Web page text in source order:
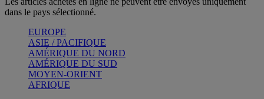
dans le pays sélectionné.
EUROPE
ASIE / PACIFIQUE
AMÉRIQUE DU NORD
AMÉRIQUE DU SUD
MOYEN-ORIENT
AFRIQUE